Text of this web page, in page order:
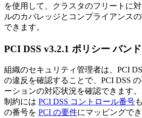
を使用して、クラスタのフリートに
ルのカバレッジとコンプライアンス
できます。
PCI DSS v3.2.1 ポリシー バン
組織のセキュリティ管理者は、PCI
の違反を確認することで、PCI DSS
ーションの対応状況を確認できます
制約には PCI DSS コントロール番号
の番号を PCI の要件にマッピングで